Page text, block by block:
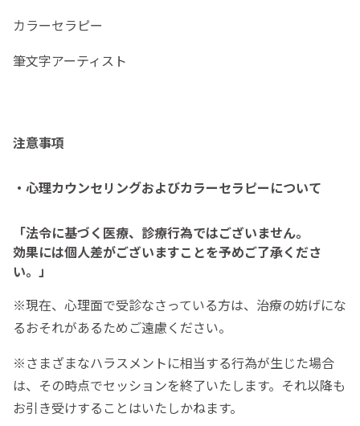
カラーセラピー
筆文字アーティスト
注意事項
・心理カウンセリングおよびカラーセラピーについて
「法令に基づく医療、診療行為ではございません。
効果には個人差がございますことを予めご了承くださ
い。」
※現在、心理面で受診なさっている方は、治療の妨げにな
るおそれがあるためご遠慮ください。
※さまざまなハラスメントに相当する行為が生じた場合
は、その時点でセッションを終了いたします。それ以降も
お引き受けすることはいたしかねます。